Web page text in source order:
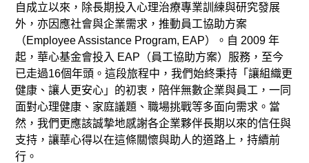
自成立以來，除長期投入心理治療專業訓練與研究發展
外，亦因應社會與企業需求，推動員工協助方案
（Employee Assistance Program, EAP）。自 2009 年
起，華心基金會投入 EAP（員工協助方案）服務，至今
已走過16個年頭。這段旅程中，我們始終秉持「讓組織更
健康、讓人更安心」的初衷，陪伴無數企業與員工，一同
面對心理健康、家庭議題、職場挑戰等多面向需求。當
然，我們更應該誠摯地感謝各企業夥伴長期以來的信任與
支持，讓華心得以在這條關懷與助人的道路上，持續前
行。